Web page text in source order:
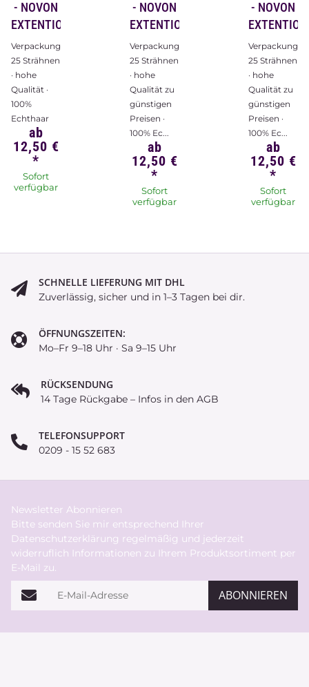
- NOVON
EXTENTIONS
Verpackungsinhalt:
25 Strähnen
· hohe
Qualität ·
100%
Echthaar
ab
12,50 €
*
Sofort
verfügbar
- NOVON
EXTENTIONS
Verpackungsinhalt:
25 Strähnen
· hohe
Qualität zu
günstigen
Preisen ·
100% Ec...
ab
12,50 €
*
Sofort
verfügbar
- NOVON
25 Strähnen
· hohe
Qualität zu
günstigen
Preisen ·
100% Ec...
ab
12,50 €
*
Sofort
verfügbar
SCHNELLE LIEFERUNG MIT DHL
Zuverlässig, sicher und in 1–3 Tagen bei dir.
ÖFFNUNGSZEITEN:
Mo–Fr 9–18 Uhr · Sa 9–15 Uhr
RÜCKSENDUNG
14 Tage Rückgabe – Infos in den AGB
TELEFONSUPPORT
0209 - 15 52 683
Newsletter Abonnieren
Bitte senden Sie mir entsprechend Ihrer
Datenschutzerklärung regelmäßig und jederzeit
widerruflich Informationen zu Ihrem Produktsortiment per
E-Mail zu.
E-Mail-Adresse ABONNIEREN